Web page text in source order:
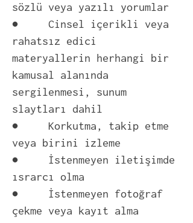
sözlü veya yazılı yorumlar
● Cinsel içerikli veya
rahatsız edici
materyallerin herhangi bir
kamusal alanında
sergilenmesi, sunum
slaytları dahil
● Korkutma, takip etme
veya birini izleme
● İstenmeyen iletişimde
ısrarcı olma
● İstenmeyen fotoğraf
çekme veya kayıt alma